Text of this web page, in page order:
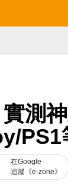
測
PS1
在Google
追蹤《e-zone》